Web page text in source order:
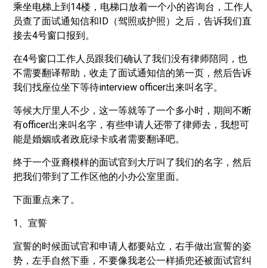
乘坐电梯上到14楼，电梯口放着一个小的咨询台，工作人
员查了面试通知信和ID（驾照或护照）之后，告诉我们直
接去4号窗口报到。
在4号窗口工作人员跟我们确认了我们没有律师陪同，也
不需要翻译帮助，收走了面试通知信的第一页，然后告诉
我们找座位坐下等待interview officer出来叫名字。
等候大厅里人不少，这一等就等了一个多小时，期间不断
有officer出来叫名字，有些申请人还带了律师去，我想可
能是婚姻或者政庇绿卡或者需要翻译吧。
终于一个亚裔模样的面试官到大厅叫了我们的名字，然后
把我们带到了工作区他的小办公室里面。
下面重点来了。
1、宣誓
宣誓的时候面试官和申请人都要站立，右手做出宣誓的姿
势，左手自然下垂，不要像我老公一样插兜还被面试官纠